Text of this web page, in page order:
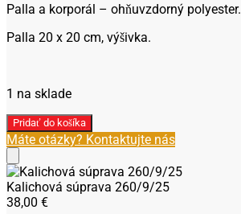
Palla a korporál – ohňuvzdorný polyester.
Palla 20 x 20 cm, výšivka.
1 na sklade
množstvo
Kalichová
súprava
260/9/25
Pridať do košíka
Máte otázky? Kontaktujte nás
Kalichová súprava 260/9/25
38,00 €